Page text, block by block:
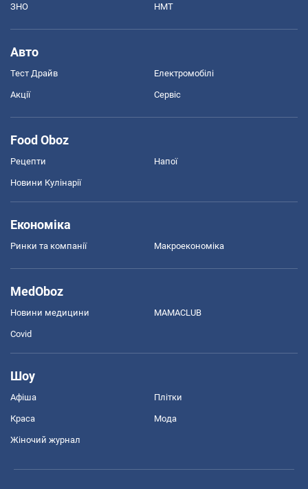
ЗНО НМТ
Авто
Тест Драйв Електромобілі
Акції Сервіс
Food Oboz
Рецепти Напої
Новини Кулінарії
Економіка
Ринки та компанії Макроекономіка
MedOboz
Новини медицини MAMACLUB
Covid
Шоу
Афіша Плітки
Краса Мода
Жіночий журнал